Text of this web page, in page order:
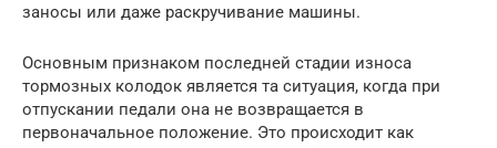
заносы или даже раскручивание машины.
Основным признаком последней стадии износа
тормозных колодок является та ситуация, когда при
отпускании педали она не возвращается в
первоначальное положение. Это происходит как